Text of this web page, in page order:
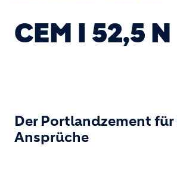
CEM I 52,5 N
Der Portlandzement
Ansprüche